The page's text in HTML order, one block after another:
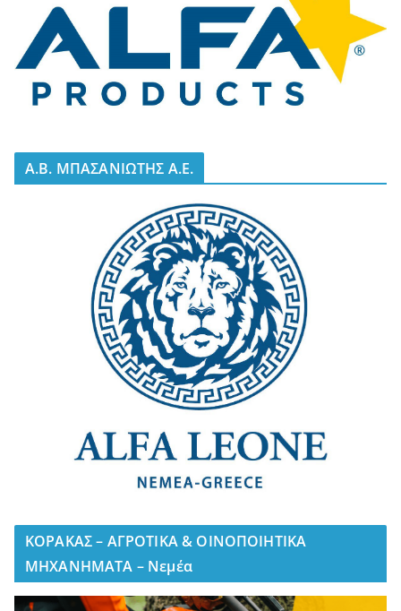
A.B. ΜΠΑΣΑΝΙΩΤΗΣ Α.Ε.
ΚΟΡΑΚΑΣ – ΑΓΡΟΤΙΚΑ & ΟΙΝΟΠΟΙΗΤΙΚΑ
ΜΗΧΑΝΗΜΑΤΑ – Νεμέα